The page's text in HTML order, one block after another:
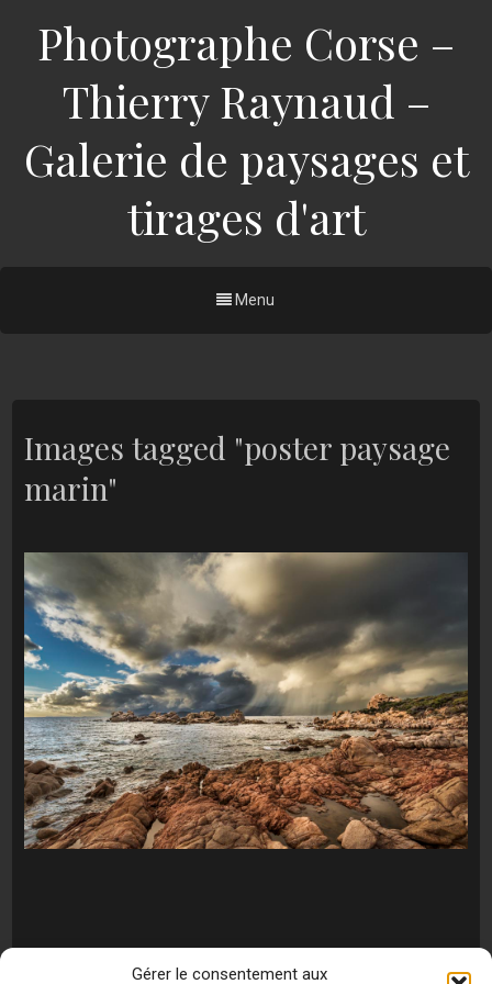
Gérer le consentement aux
Photographe Corse –
Thierry Raynaud –
Galerie de paysages et
tirages d'art
Menu
Images tagged "poster paysage
marin"